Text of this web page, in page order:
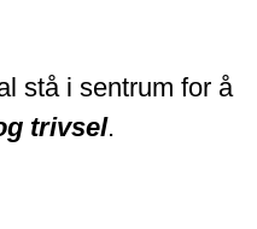
stå i sentrum for å
trivsel.